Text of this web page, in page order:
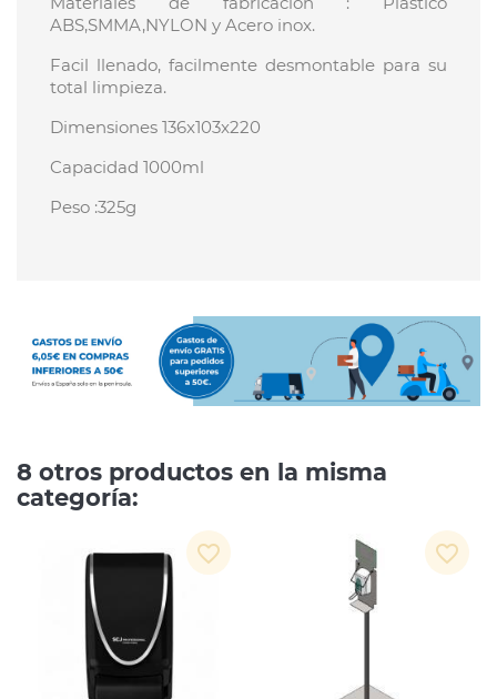
ABS,SMMA,NYLON y Acero inox.
Facil llenado, facilmente desmontable para su
total limpieza.
Dimensiones 136x103x220
Capacidad 1000ml
Peso :325g
8 otros productos en la misma
categoría:
favorite_border favorite_border